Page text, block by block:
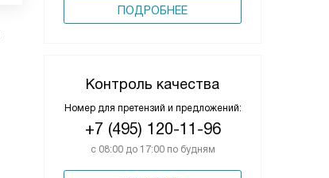
ПОДРОБНЕЕ
Контроль качества
Номер для претензий и предложений:
+7 (495) 120-11-96
с 08:00 до 17:00 по будням